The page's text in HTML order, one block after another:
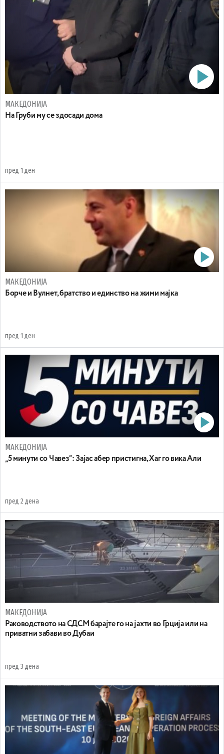
МАКЕДОНИЈА
На Груби му се здосади дома
пред 1 ден
МАКЕДОНИЈА
Борче и Вулнет, братство и единство на жими мајка
пред 1 ден
МАКЕДОНИЈА
„5 минути со Чавез“: Зајас абер пристигна, Хаг го вика Али
пред 2 дена
МАКЕДОНИЈА
Раководството на СДСМ барајте го на јахти во Грција или на
приватни забави во Дубаи
пред 3 дена